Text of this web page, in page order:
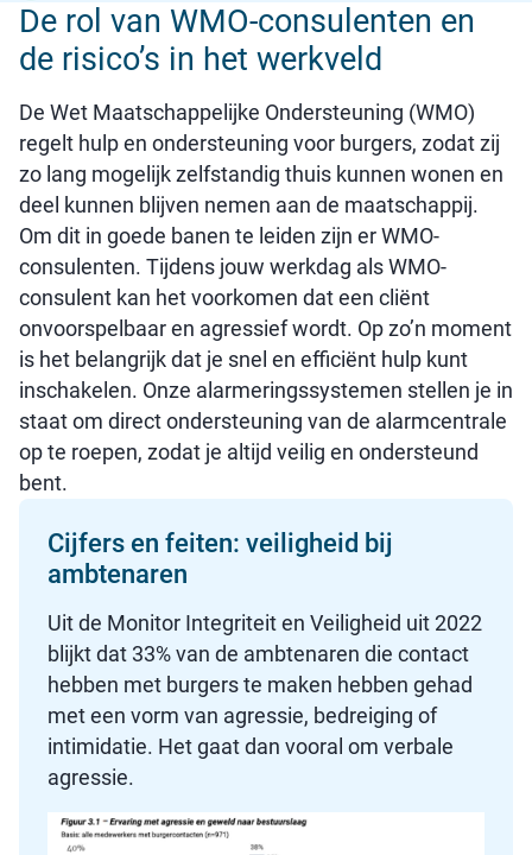
De rol van WMO-consulenten en
de risico’s in het werkveld
De Wet Maatschappelijke Ondersteuning (WMO)
regelt hulp en ondersteuning voor burgers, zodat zij
zo lang mogelijk zelfstandig thuis kunnen wonen en
deel kunnen blijven nemen aan de maatschappij.
Om dit in goede banen te leiden zijn er WMO-
consulenten. Tijdens jouw werkdag als WMO-
consulent kan het voorkomen dat een cliënt
onvoorspelbaar en agressief wordt. Op zo’n moment
is het belangrijk dat je snel en efficiënt hulp kunt
inschakelen. Onze alarmeringssystemen stellen je in
staat om direct ondersteuning van de alarmcentrale
op te roepen, zodat je altijd veilig en ondersteund
bent.
Cijfers en feiten: veiligheid bij
ambtenaren
Uit de Monitor Integriteit en Veiligheid uit 2022
blijkt dat 33% van de ambtenaren die contact
hebben met burgers te maken hebben gehad
met een vorm van agressie, bedreiging of
intimidatie. Het gaat dan vooral om verbale
agressie.